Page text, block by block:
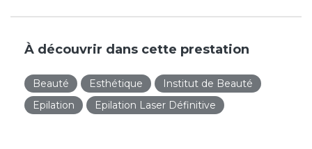
À découvrir dans cette prestation
Beauté Esthétique
Institut de Beauté
Epilation
Epilation Laser Définitive